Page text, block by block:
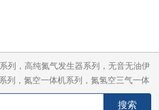
列，高纯氮气发生器系列，无音无油伊
列，氮空一体机系列，氮氢空三气一体
理日本DKK-TOA水质分析，水质检测